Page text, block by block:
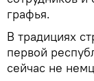
графья.
В традициях
первой
сейчас не